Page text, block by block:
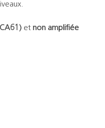
et non amplifiée